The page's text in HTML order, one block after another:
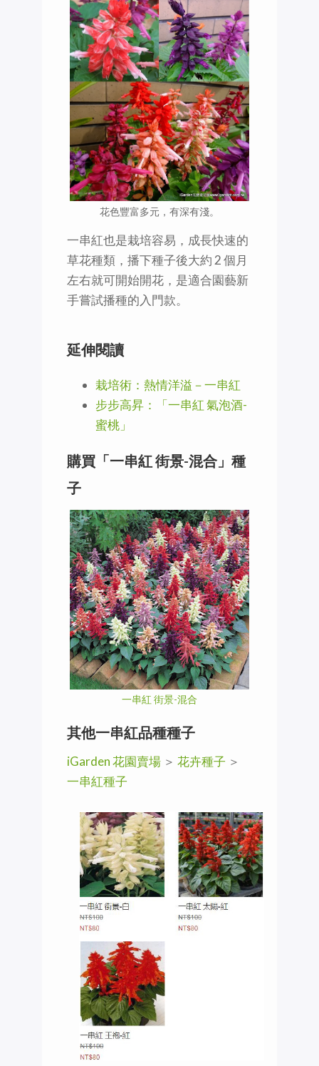
花色豐富多元，有深有淺。
一串紅也是栽培容易，成長快速的
草花種類，播下種子後大約 2 個月
左右就可開始開花，是適合園藝新
手嘗試播種的入門款。
延伸閱讀
栽培術：熱情洋溢－一串紅
步步高昇：「一串紅 氣泡酒-
蜜桃」
購買「一串紅 街景-混合」種
子
一串紅 街景-混合
其他一串紅品種種子
iGarden 花園賣場 ＞ 花卉種子 ＞
一串紅種子